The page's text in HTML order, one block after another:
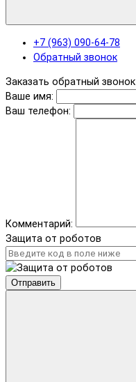
+7 (963) 090-64-78
Обратный звонок
Заказать обратный звонок
Ваше имя:
Ваш телефон:
Комментарий:
Защита от роботов
Отправить